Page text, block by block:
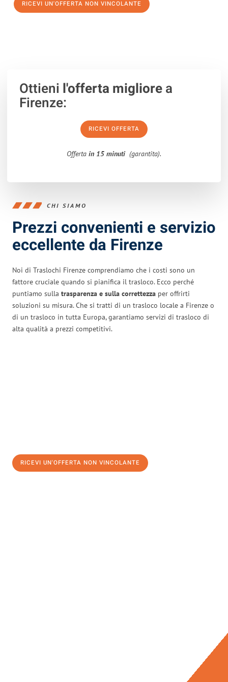
RICEVI UN'OFFERTA NON VINCOLANTE
Ottieni l'offerta migliorea
Firenze:
RICEVI OFFERTA
Offerta in 15 minuti (garantita).
CHI SIAMO
Prezzi convenienti e servizio
eccellente da Firenze
Noi di Traslochi Firenze comprendiamo che i costi sono un
fattore cruciale quando si pianifica il trasloco. Ecco perché
puntiamo sulla trasparenza e sulla correttezza per offrirti
soluzioni su misura. Che si tratti di un trasloco locale a Firenze o
di un trasloco in tutta Europa, garantiamo servizi di trasloco di
alta qualità a prezzi competitivi.
RICEVI UN'OFFERTA NON VINCOLANTE